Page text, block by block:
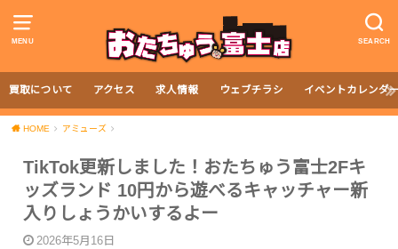
MENU SEARCH
買取について アクセス 求人情報 ウェブチラシ イベントカレンダ
HOME アミューズ
TikTok更新しました！おたちゅう富士2Fキ
ッズランド 10円から遊べるキャッチャー新
入りしょうかいするよー
2026年5月16日